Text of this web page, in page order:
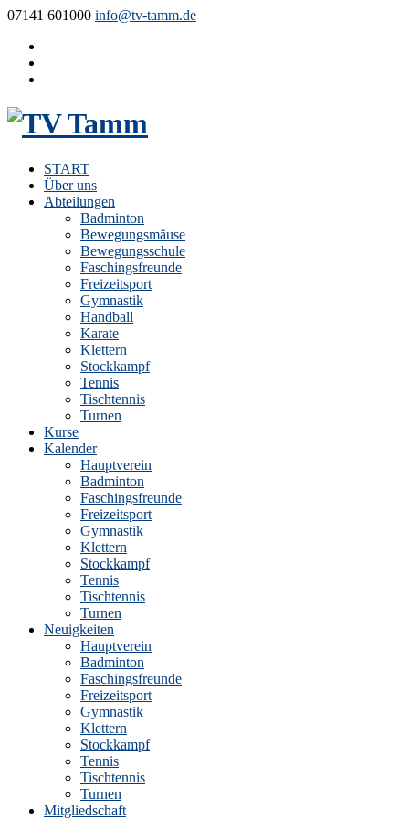
07141 601000 info@tv-tamm.de
START
Über uns
Abteilungen
Badminton
Bewegungsmäuse
Bewegungsschule
Faschingsfreunde
Freizeitsport
Gymnastik
Handball
Karate
Klettern
Stockkampf
Tennis
Tischtennis
Turnen
Kurse
Kalender
Hauptverein
Badminton
Faschingsfreunde
Freizeitsport
Gymnastik
Klettern
Stockkampf
Tennis
Tischtennis
Turnen
Neuigkeiten
Hauptverein
Badminton
Faschingsfreunde
Freizeitsport
Gymnastik
Klettern
Stockkampf
Tennis
Tischtennis
Turnen
Mitgliedschaft